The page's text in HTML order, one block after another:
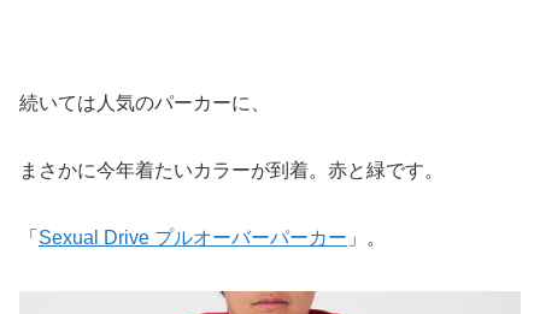
続いては人気のパーカーに、
まさかに今年着たいカラーが到着。赤と緑です。
「 Sexual Drive プルオーバーパーカー 」。